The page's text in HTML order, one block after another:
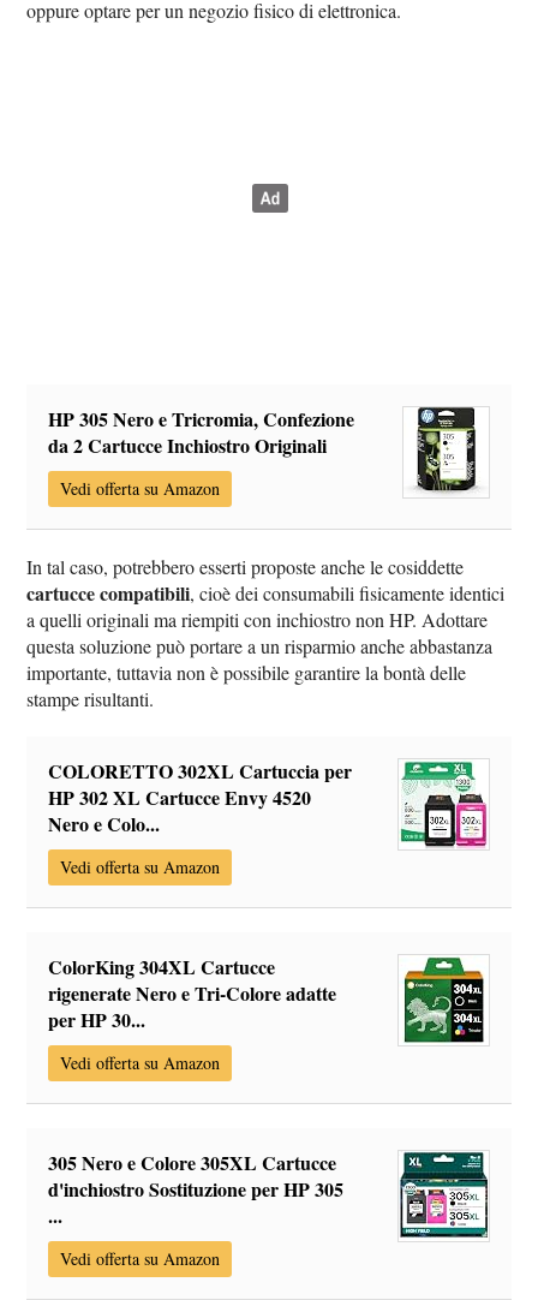
oppure optare per un negozio fisico di elettronica.
HP 305 Nero e Tricromia, Confezione
da 2 Cartucce Inchiostro Originali
Vedi offerta su Amazon
In tal caso, potrebbero esserti proposte anche le cosiddette
cartucce compatibili, cioè dei consumabili fisicamente identici
a quelli originali ma riempiti con inchiostro non HP. Adottare
questa soluzione può portare a un risparmio anche abbastanza
importante, tuttavia non è possibile garantire la bontà delle
stampe risultanti.
COLORETTO 302XL Cartuccia per
HP 302 XL Cartucce Envy 4520
Nero e Colo...
Vedi offerta su Amazon
ColorKing 304XL Cartucce
rigenerate Nero e Tri-Colore adatte
per HP 30...
Vedi offerta su Amazon
305 Nero e Colore 305XL Cartucce
d'inchiostro Sostituzione per HP 305
...
Vedi offerta su Amazon